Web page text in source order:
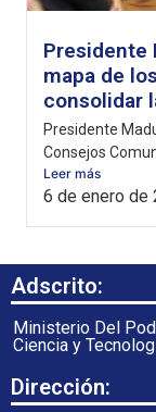
Presidente
mapa de
consolidar
Presidente
Consejos
Leer más
6 de enero de
Adscrito:
Ministerio Del
Ciencia y
Dirección: